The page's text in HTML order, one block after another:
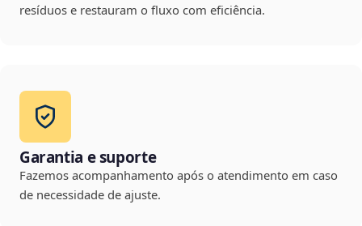
resíduos e restauram o fluxo com eficiência.
Garantia e suporte
Fazemos acompanhamento após o atendimento em caso
de necessidade de ajuste.